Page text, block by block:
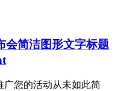
会简洁图形文字标题
广您的活动从未如此简